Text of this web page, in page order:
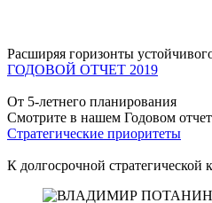
Расширяя горизонты
ГОДОВОЙ ОТЧЕТ 2019
От 5-летнего планирования
Смотрите в нашем Годовом
Стратегические приоритеты
К долгосрочной стратегической